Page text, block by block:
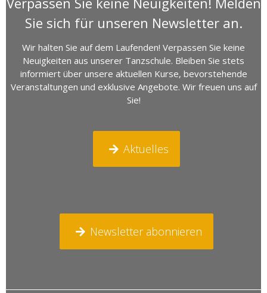
Sie sich für unseren Newsletter an.
Wir halten Sie auf dem Laufenden! Verpassen Sie keine
Neuigkeiten aus unserer Tanzschule. Bleiben Sie stets
informiert über unsere aktuellen Kurse, bevorstehende
Veranstaltungen und exklusive Angebote. Wir freuen uns auf
Sie!
Aktuelles
Newsletter abonnieren